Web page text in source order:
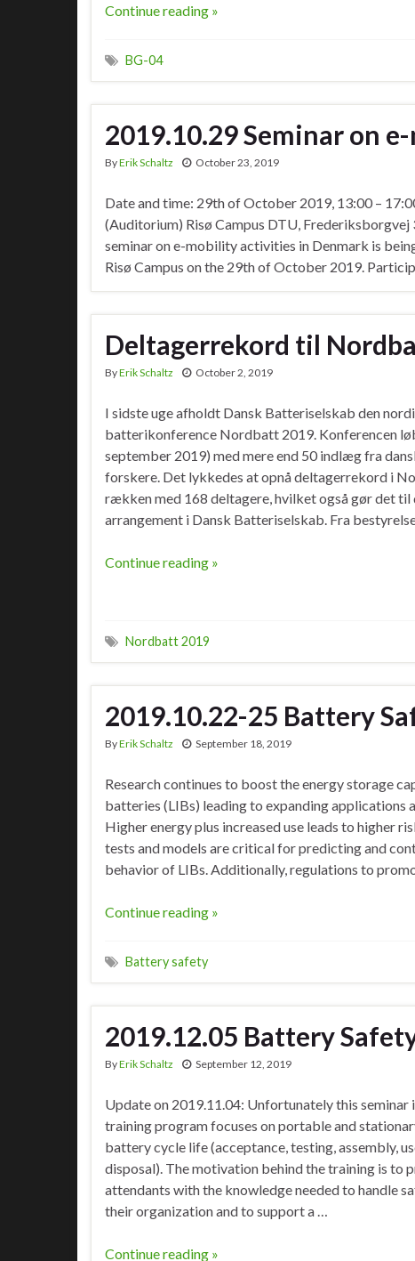
Continue reading »
BG-04
2019.10.29 Seminar on
ByErik Schaltz October 23, 2019
Date and time: 29th of October 2019, 13:00 –
(Auditorium) Risø Campus DTU, Frederiksborgvej
seminar on e-mobility activities in Denmark is
Risø Campus on the 29th of October 2019.
Deltagerrekord til
ByErik Schaltz October 2, 2019
I sidste uge afholdt Dansk Batteriselskab den
batterikonference Nordbatt 2019. Konferencen
september 2019) med mere end 50 indlæg fra
forskere. Det lykkedes at opnå deltagerrekord i
rækken med 168 deltagere, hvilket også gør det til
arrangement i Dansk Batteriselskab. Fra
Continue reading »
Nordbatt 2019
2019.10.22-25 Battery
ByErik Schaltz September 18, 2019
Research continues to boost the energy storage
batteries (LIBs) leading to expanding applications
Higher energy plus increased use leads to higher
tests and models are critical for predicting and
behavior of LIBs. Additionally, regulations to
Continue reading »
Battery safety
2019.12.05 Battery
ByErik Schaltz September 12, 2019
Update on 2019.11.04: Unfortunately this seminar
training program focuses on portable and
battery cycle life (acceptance, testing, assembly,
disposal). The motivation behind the training is to
attendants with the knowledge needed to handle
their organization and to support a …
Continue reading »